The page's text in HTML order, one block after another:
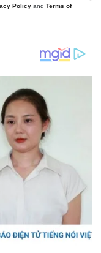
Policy and Terms of